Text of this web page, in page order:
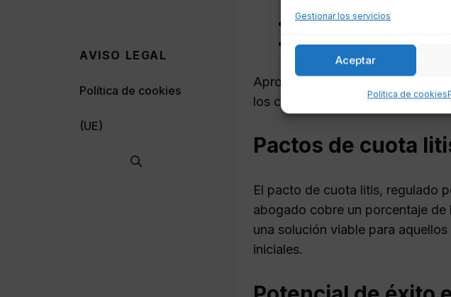
Gestionar los servicios
Aceptar
Política de cookies
Honorarios de abogados y
Gastos de peritajes y
Aprovechar este recurso puede
los costos de un juicio.
Pactos de cuota
El pacto de cuota litis, regulado
abogado cobre un porcentaje
una solución viable para
iniciales.
AVISO LEGAL
Política de cookies
(UE)